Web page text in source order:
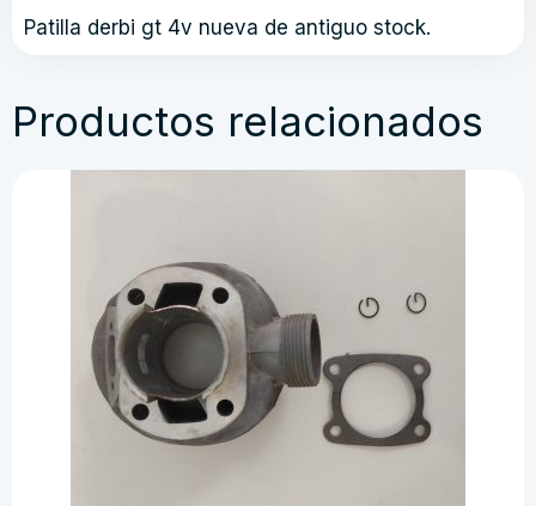
Patilla derbi gt 4v nueva de antiguo stock.
Productos relacionados